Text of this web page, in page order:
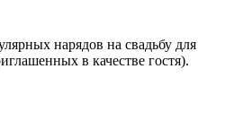
нарядов на свадьбу для
в качестве гостя).